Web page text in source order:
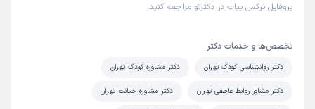
پروفایل نرگس بیات در دکترتو مراجعه کنید.
تخصص‌ها و خدمات دکتر
دکتر روانشناسی کودک تهران دکتر مشاوره کودک تهران
دکتر مشاور روابط عاطفی تهران دکتر مشاوره خیانت تهران